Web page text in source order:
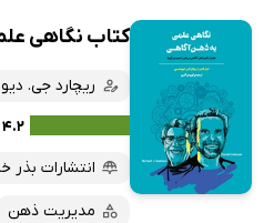
همه کتاب‌ها
کتاب‌های صوتی
کتاب‌های متنی
کتاب نگاهی
ریچارد جی.
۴.۲
انتشارات بذر
مدیریت ذهن